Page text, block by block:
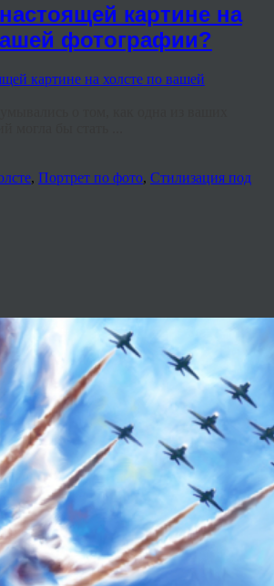
картине на
фотографии?
, Портрет по фото, Стилизация под